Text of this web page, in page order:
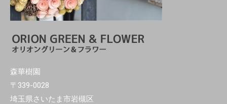
森華樹園
〒339-0028
埼玉県さいたま市岩槻区